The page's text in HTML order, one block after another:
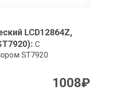
LCD12864Z,
: С
ST7920
1008₽